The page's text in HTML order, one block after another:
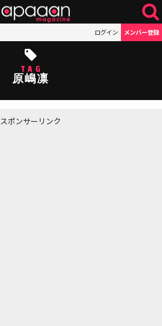
ログイン メンバー登録
TAG
原嶋凛
スポンサーリンク